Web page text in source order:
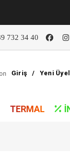
732 34 40
Giriş / Yeni
TERMAL